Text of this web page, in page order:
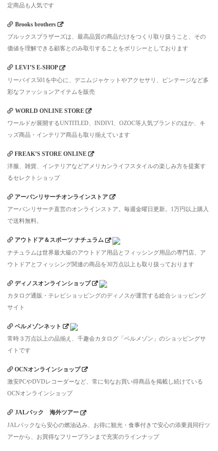
定商品も人気です
Brooks brothers
ブルックスブラザーズは、最高品質の商品だけをつくり取り扱うこと、その
価値を理解できる顧客とのみ取引することをポリシーとしております
LEVI’S E-SHOP
リーバイス501を中心に、デニムジャケットやアクセサリ、ビンテージなど多
彩なファッションアイテムを販売
WORLD ONLINE STORE
ワールドが展開するUNTITLED、INDIVI、OZOC等人気ブランドのほか、キ
ッズ商品・インテリア商品も取り揃えています
FREAK’S STORE ONLINE
洋服、雑貨、インテリアなどアメリカンライフスタイルの楽しみ方を提案す
るセレクトショップ
アーバンリサーチオンラインストア
アーバンリサーチ直営のオンラインストア。毎週金曜日更新。1万円以上購入
で送料無料。
アウトドア＆スポーツ ナチュラム
ナチュラムは世界最大級のアウトドア用品とフィッシング用品の専門店、ア
ウトドアとフィッシング関連の商品を30万点以上も取り扱っております
ディノスオンラインショップ
カタログ通販・テレビショッピングのディノスが運営する総合ショッピング
サイト
ベルメゾンネット
常時３万点以上の品揃え、千趣会カタログ「ベルメゾン」のショッピングサ
イトです
OCNオンラインショップ
激安PCやDVDレコーダーなど、常に旬なお買い得商品を掲載し続けている
OCNオンラインショップ
JALパック 海外ツアー
JALパックなら安心の燃油込み、お得に観光・食事付きで安心の添乗員同行ツ
アーから、お買得なフリープランまで充実のラインナップ